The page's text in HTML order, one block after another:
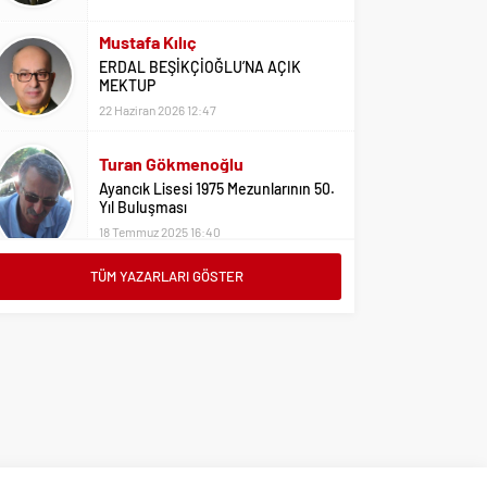
Mustafa Kılıç
ERDAL BEŞİKÇİOĞLU’NA AÇIK
MEKTUP
22 Haziran 2026 12:47
Turan Gökmenoğlu
Ayancık Lisesi 1975 Mezunlarının 50.
Yıl Buluşması
18 Temmuz 2025 16:40
Adil Yıldız
TÜM YAZARLARI GÖSTER